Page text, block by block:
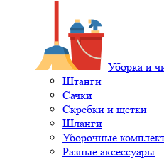
Уборка и
Штанги
Сачки
Скребки и щётки
Шланги
Уборочные
Разные аксессуары